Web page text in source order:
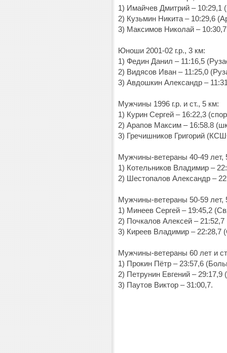
1) Имайчев Дмитрий – 10:29,1
2) Кузьмин Никита – 10:29,6
3) Максимов Николай –
Юноши 2001-02 г.р., 3 км:
1) Федин Данил – 11:16,5
2) Видясов Иван – 11:25,0
3) Авдошкин Александр –
Мужчины 1996 г.р. и ст., 5 км:
1) Курин Сергей – 16:22,3
2) Арапов Максим – 16:58.8
3) Гречишников Григорий
Мужчины-ветераны 40-49 лет,
1) Котельников Владимир –
2) Шестопалов Александр –
Мужчины-ветераны 50-59 лет,
1) Минеев Сергей – 19:45,2
2) Почкалов Алексей –
3) Киреев Владимир – 22:28,7
Мужчины-ветераны 60 лет и
1) Прокин Пётр – 23:57,6
2) Петрунин Евгений – 29:17,9
3) Паутов Виктор – 31:00,7.